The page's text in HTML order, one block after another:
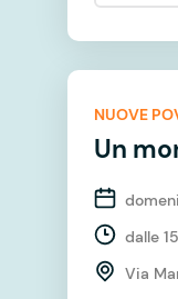
NUOVE
Un
dalle
Via